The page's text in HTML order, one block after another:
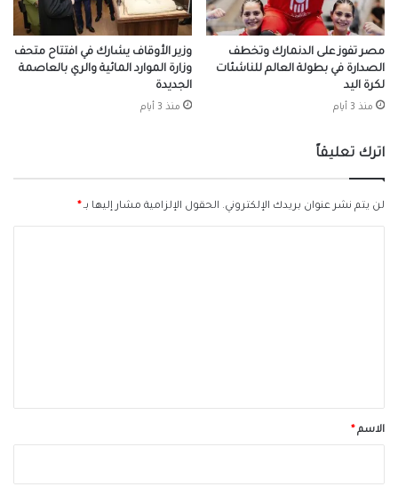
مصر تفوز على الدنمارك وتخطف
الصدارة في بطولة العالم للناشئات
لكرة اليد
منذ 3 أيام
وزير الأوقاف يشارك في افتتاح متحف
وزارة الموارد المائية والري بالعاصمة
الجديدة
منذ 3 أيام
اترك تعليقاً
لن يتم نشر عنوان بريدك الإلكتروني. الحقول الإلزامية مشار إليها بـ*
*الاسم*